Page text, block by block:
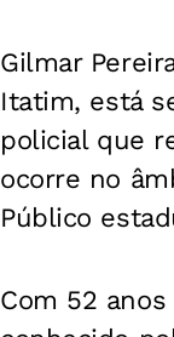
Gilmar
Itatim, está
policial que
ocorre no
Público
Com 52